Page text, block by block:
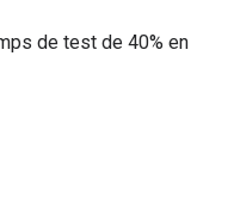
de test de 40% en